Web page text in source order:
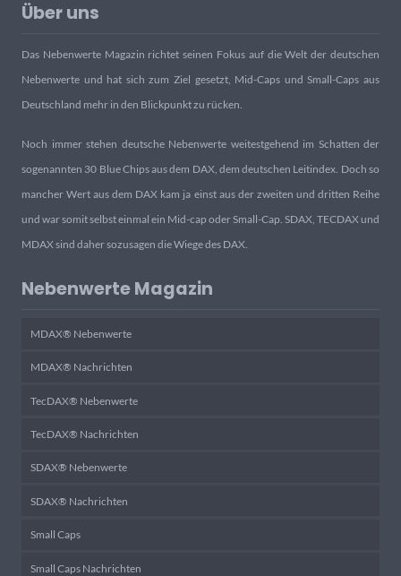
Über uns
Das Nebenwerte Magazin richtet seinen Fokus auf die Welt der deutschen
Nebenwerte und hat sich zum Ziel gesetzt, Mid-Caps und Small-Caps aus
Deutschland mehr in den Blickpunkt zu rücken.
Noch immer stehen deutsche Nebenwerte weitestgehend im Schatten der
sogenannten 30 Blue Chips aus dem DAX, dem deutschen Leitindex. Doch so
mancher Wert aus dem DAX kam ja einst aus der zweiten und dritten Reihe
und war somit selbst einmal ein Mid-cap oder Small-Cap. SDAX, TECDAX und
MDAX sind daher sozusagen die Wiege des DAX.
Nebenwerte Magazin
MDAX® Nebenwerte
MDAX® Nachrichten
TecDAX® Nebenwerte
TecDAX® Nachrichten
SDAX® Nebenwerte
SDAX® Nachrichten
Small Caps
Small Caps Nachrichten